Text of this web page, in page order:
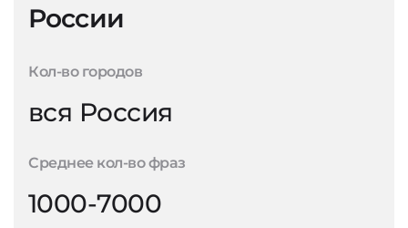
России
Кол-во городов
вся Россия
Среднее кол-во фраз
1000-7000